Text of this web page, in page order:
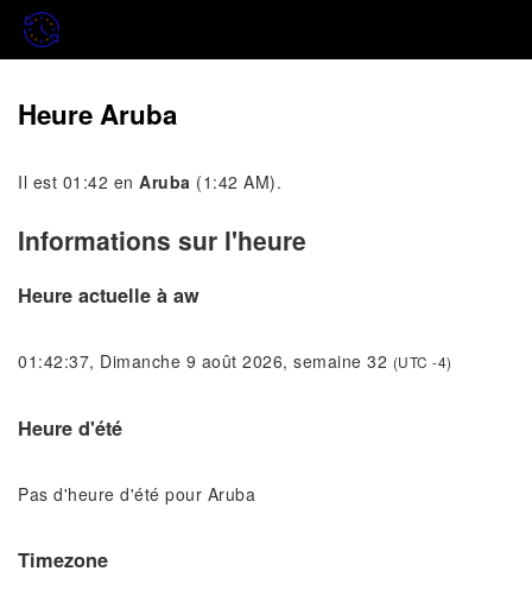
Heure Aruba
Il est 01:42 en Aruba (1:42 AM).
Informations sur l'heure
Heure actuelle à aw
01:42:37, Dimanche 9 août 2026, semaine 32 (UTC -4)
Heure d'été
Pas d'heure d'été pour Aruba
Timezone